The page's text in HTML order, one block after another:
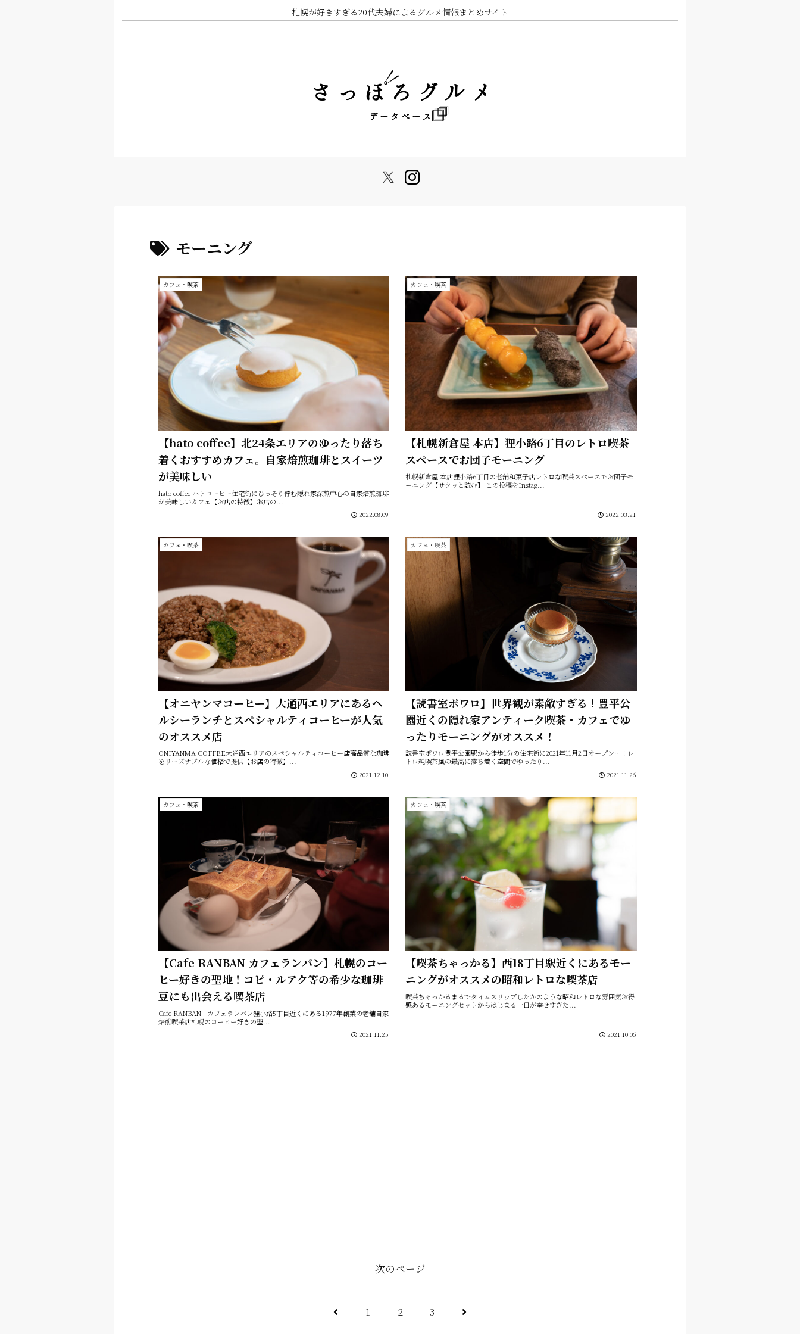
札幌が好きすぎる20代夫婦によるグルメ情報まとめサイト
モーニング
カフェ・喫茶
【hato coffee】北24条エリアのゆったり落ち
着くおすすめカフェ。自家焙煎珈琲とスイーツ
が美味しい
hato coffee ハトコーヒー住宅街にひっそり佇む隠れ家深煎中心の自家焙煎珈琲
が美味しいカフェ【お店の特徴】お店の...
2022.08.09
カフェ・喫茶
【札幌新倉屋 本店】狸小路6丁目のレトロ喫茶
スペースでお団子モーニング
札幌新倉屋 本店狸小路6丁目の老舗和菓子店レトロな喫茶スペースでお団子モ
ーニング【サクッと読む】 この投稿をInstag...
2022.03.21
カフェ・喫茶
【オニヤンマコーヒー】大通西エリアにあるヘ
ルシーランチとスペシャルティコーヒーが人気
のオススメ店
ONIYANMA COFFEE大通西エリアのスペシャルティコーヒー店高品質な珈琲
をリーズナブルな価格で提供【お店の特徴】...
2021.12.10
カフェ・喫茶
【読書室ポワロ】世界観が素敵すぎる！豊平公
園近くの隠れ家アンティーク喫茶・カフェでゆ
ったりモーニングがオススメ！
読書室ポワロ豊平公園駅から徒歩1分の住宅街に2021年11月2日オープン…！レ
トロ純喫茶風の最高に落ち着く空間でゆったり...
2021.11.26
カフェ・喫茶
【Cafe RANBAN カフェランバン】札幌のコー
ヒー好きの聖地！コピ・ルアク等の希少な珈琲
豆にも出会える喫茶店
Cafe RANBAN - カフェランバン狸小路5丁目近くにある1977年創業の老舗自家
焙煎喫茶店札幌のコーヒー好きの聖...
2021.11.25
カフェ・喫茶
【喫茶ちゃっかる】西18丁目駅近くにあるモー
ニングがオススメの昭和レトロな喫茶店
喫茶ちゃっかるまるでタイムスリップしたかのような昭和レトロな雰囲気お得
感あるモーニングセットからはじまる一日が幸せすぎた...
2021.10.06
次のページ
前
1 2 3
次